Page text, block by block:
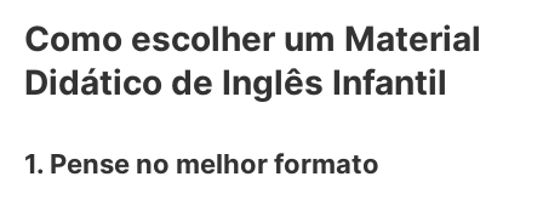
Como escolher um Material
Didático de Inglês Infantil
1. Pense no melhor formato